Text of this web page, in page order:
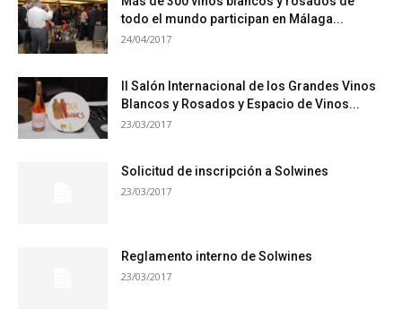
todo el mundo participan en Málaga...
24/04/2017
II Salón Internacional de los Grandes Vinos
Blancos y Rosados y Espacio de Vinos...
23/03/2017
Solicitud de inscripción a Solwines
23/03/2017
Reglamento interno de Solwines
23/03/2017